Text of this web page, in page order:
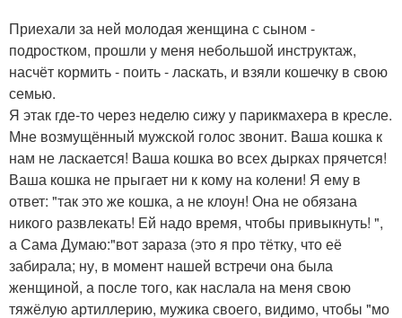
Приехали за ней молодая женщина с сыном -
подростком, прошли у меня небольшой инструктаж,
насчёт кормить - поить - ласкать, и взяли кошечку в свою
семью.
Я этак где-то через неделю сижу у парикмахера в кресле.
Мне возмущённый мужской голос звонит. Ваша кошка к
нам не ласкается! Ваша кошка во всех дырках прячется!
Ваша кошка не прыгает ни к кому на колени! Я ему в
ответ: "так это же кошка, а не клоун! Она не обязана
никого развлекать! Ей надо время, чтобы привыкнуть! ",
а Сама Думаю:"вот зараза (это я про тётку, что её
забирала; ну, в момент нашей встречи она была
женщиной, а после того, как наслала на меня свою
тяжёлую артиллерию, мужика своего, видимо, чтобы "мо